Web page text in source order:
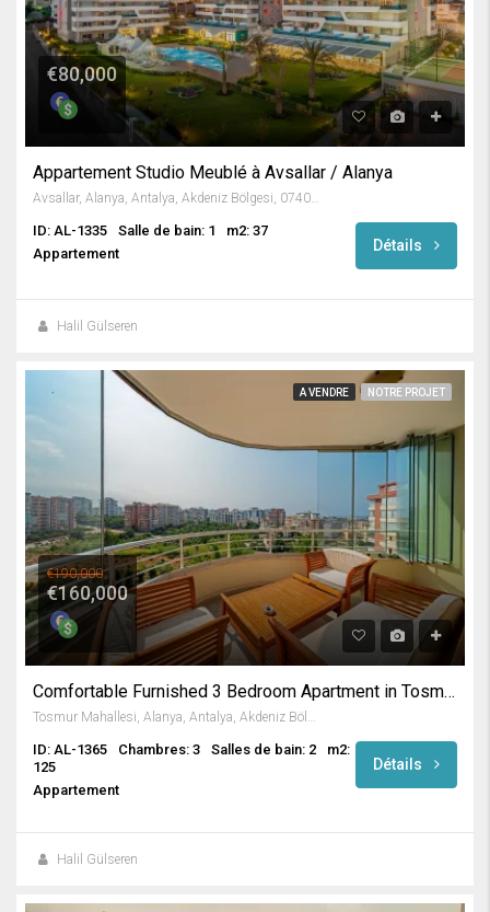
€80,000
Appartement Studio Meublé à Avsallar / Alanya
Avsallar, Alanya, Antalya, Akdeniz Bölgesi, 07407, Türkiye
ID: AL-1335 Salle de bain: 1
m2: 37
Appartement
Détails
Halil Gülseren
A VENDRE NOTRE PROJET
€190,000
€160,000
Comfortable Furnished 3 Bedroom Apartment in Tosmur / Alanya
ID: AL-1365 Chambres: 3 Salles de bain: 2
m2:
125
Appartement
Détails
Halil Gülseren